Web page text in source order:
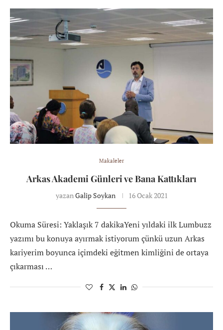
Makaleler
Arkas Akademi Günleri ve Bana Kattıkları
yazanGalip Soykan 16 Ocak 2021
Okuma Süresi: Yaklaşık 7 dakikaYeni yıldaki ilk Lumbuzz
yazımı bu konuya ayırmak istiyorum çünkü uzun Arkas
kariyerim boyunca içimdeki eğitmen kimliğini de ortaya
çıkarması …